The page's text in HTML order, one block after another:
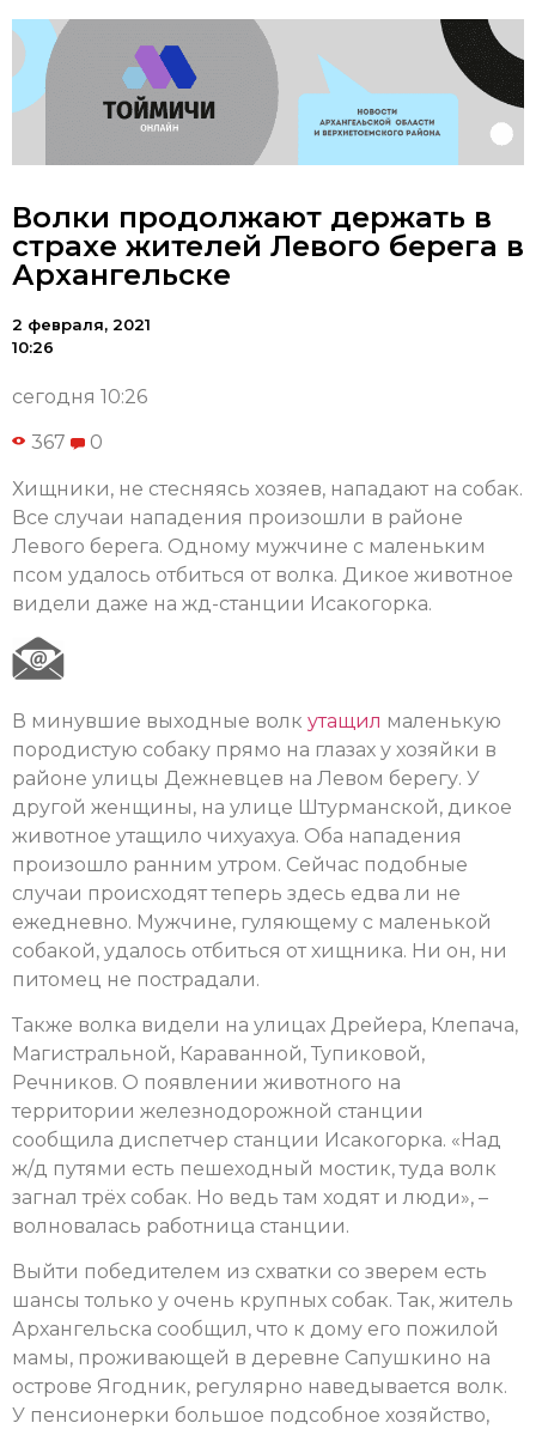
Волки продолжают держать в
страхе жителей Левого берега в
Архангельске
2 февраля, 2021
10:26
сегодня 10:26
367 0
Хищники, не стесняясь хозяев, нападают на собак.
Все случаи нападения произошли в районе
Левого берега. Одному мужчине с маленьким
псом удалось отбиться от волка. Дикое животное
видели даже на жд-станции Исакогорка.
В минувшие выходные волк утащил маленькую
породистую собаку прямо на глазах у хозяйки в
районе улицы Дежневцев на Левом берегу. У
другой женщины, на улице Штурманской, дикое
животное утащило чихуахуа. Оба нападения
произошло ранним утром. Сейчас подобные
случаи происходят теперь здесь едва ли не
ежедневно. Мужчине, гуляющему с маленькой
собакой, удалось отбиться от хищника. Ни он, ни
питомец не пострадали.
Также волка видели на улицах Дрейера, Клепача,
Магистральной, Караванной, Тупиковой,
Речников. О появлении животного на
территории железнодорожной станции
сообщила диспетчер станции Исакогорка. «Над
ж/д путями есть пешеходный мостик, туда волк
загнал трёх собак. Но ведь там ходят и люди», –
волновалась работница станции.
Выйти победителем из схватки со зверем есть
шансы только у очень крупных собак. Так, житель
Архангельска сообщил, что к дому его пожилой
мамы, проживающей в деревне Сапушкино на
острове Ягодник, регулярно наведывается волк.
У пенсионерки большое подсобное хозяйство,